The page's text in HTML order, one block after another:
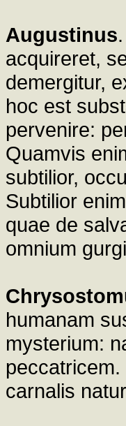
Augustinus
acquireret,
demergitur,
hoc est
pervenire:
Quamvis
subtilior,
Subtilior
quae de
omnium
humanam
mysterium:
carnalis